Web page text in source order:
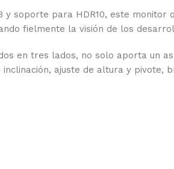
y soporte para HDR10, este
fielmente la visión de los
en tres lados, no solo aporta un
ajuste de altura y pivote,